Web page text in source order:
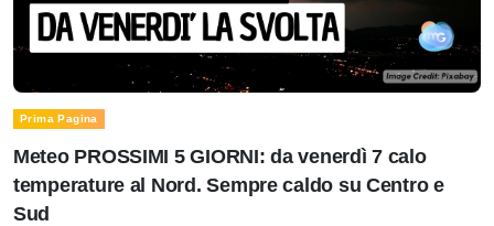
Prima Pagina
Meteo PROSSIMI 5 GIORNI: da venerdì 7 calo
temperature al Nord. Sempre caldo su Centro e
Sud